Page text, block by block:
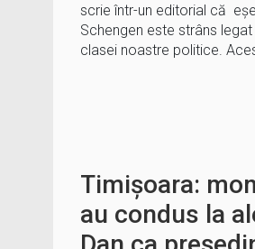
scrie într-un editorial că
Schengen este strâns
clasei noastre politice.
Timișoara:
au condus la